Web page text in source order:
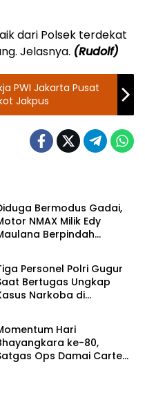
dari Polsek terdekat
Jelasnya. (Rudolf)
PWI Jakarta Pusat
Jakpus
Bermodus Gadai,
NMAX Milik Edy
Berpindah
TNI - POLRI
Personel Polri Gugur
Bertugas Ungkap
Narkoba di
Anumerta
TNI - POLRI
Hari
ke-80,
Ops Damai Cartenz